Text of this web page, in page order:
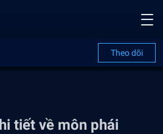
Theo dõi
tiết về môn phái